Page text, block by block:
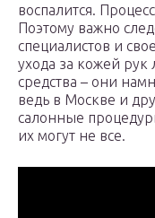
воспалится.
Поэтому важно
специалистов и
ухода за кожей рук
средства – они
ведь в Москве и
салонные
их могут не все.